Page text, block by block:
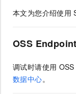
本文为您介绍使用
OSS
调试时请使用 OSS
数据中心。
能看、能想、能动手的多
无影云电脑
随时随地安全接入的云上
云解析DNS
云原生大数据计算服务
面向分析的企业级SaaS
HappyHorse 打造一站
快速拥有专属 OpenClaw
云工开物
高校专属算力普惠，学生
免费试用
解决方案免费试用 新老
最高领取价值200元试用
观测云
电子合同
无影生态合作计划
Consulting Partner 合作
在线服务
短信专区
分析师报告
天池大赛